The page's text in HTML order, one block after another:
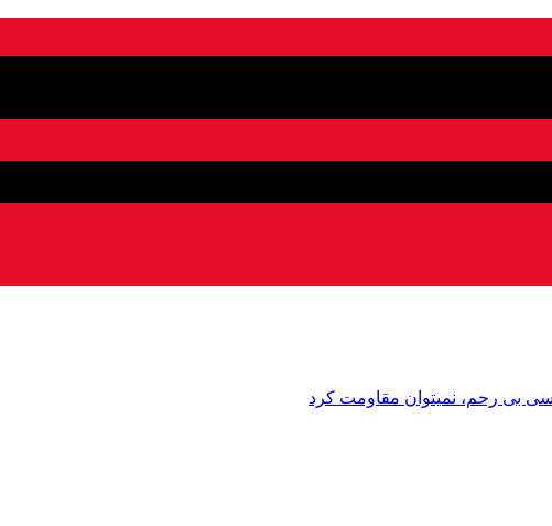
بی رحم، نمیتوان مقاومت کرد